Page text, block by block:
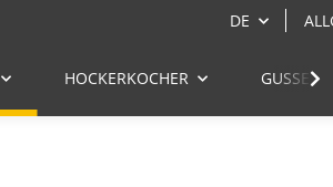
DE
HOCKERKOCHER GUSSEISEN